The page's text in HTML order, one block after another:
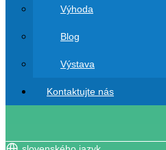
Výhoda
Blog
Výstava
Kontaktujte nás